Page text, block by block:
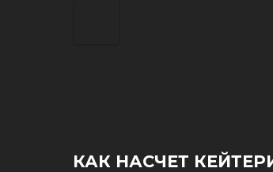
КАК НАСЧЕТ